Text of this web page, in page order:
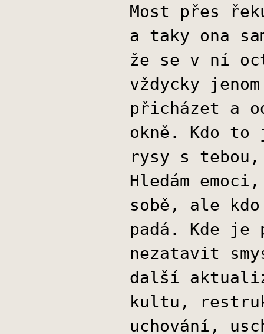
Most přes
a taky ona
že se v ní
vždycky
přicházet a
okně. Kdo to
rysy s tebou,
Hledám
sobě, ale
padá. Kde je
nezatavit
další
kultu,
uchování,